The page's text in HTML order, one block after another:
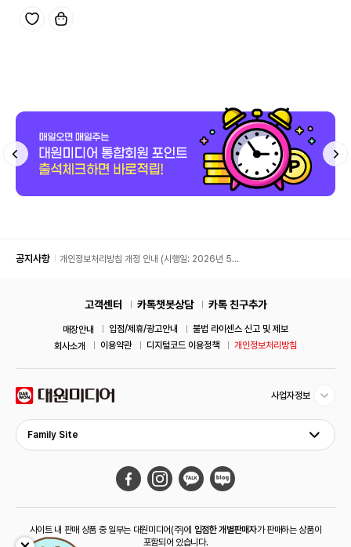
공지사항
개인정보처리방침 개정 안내 (시행일: 2026년 5월
고객센터 카톡챗봇상담 카톡 친구추가
매장안내 입점/제휴/광고안내
불법 라이센스 신고 및 제보
회사소개
이용약관 디지털코드 이용정책 개인정보처리방침
사업자정보
Family Site
사이트 내 판매 상품 중 일부는 대원미디어(주)에 입점한 개별판매자가 판매하는 상품이
포함되어 있습니다.